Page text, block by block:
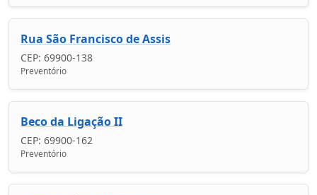
Rua São Francisco de Assis
CEP: 69900-138
Preventório
Beco da Ligação II
CEP: 69900-162
Preventório